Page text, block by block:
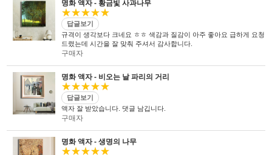
명화 액자 - 황금빛 사과나무
★★★★★
답글보기
규격이 생각보다 크네요 ㅎㅎ 색감과 질감이 아주 좋아요 급하게 요청
드렸는데 시간을 잘 맞춰 주셔서 감사합니다.
구매자
명화 액자 - 비오는 날 파리의 거리
★★★★★
답글보기
액자 잘 받았습니다. 댓글 남깁니다.
구매자
명화 액자 - 생명의 나무
★★★★★